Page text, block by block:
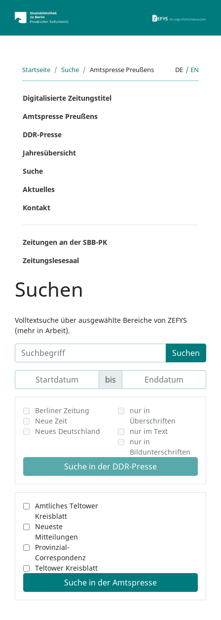
Startseite Suche Amtspresse Preußens DE | EN
Digitalisierte Zeitungstitel
Amtspresse Preußens
DDR-Presse
Jahresübersicht
Suche
Aktuelles
Kontakt
Zeitungen an der SBB-PK
Zeitungslesesaal
Suchen
Volltextsuche über ausgewählte Bereiche von ZEFYS
(mehr in Arbeit).
Suchen
bis
Berliner Zeitung
Neue Zeit
Neues Deutschland
nur in
Überschriften
nur im Text
nur in
Bildunterschriften
Suche in der DDR-Presse
Amtliches Teltower
Kreisblatt
Neueste
Mitteilungen
Provinzial-
Correspondenz
Teltower Kreisblatt
Suche in der Amtspresse